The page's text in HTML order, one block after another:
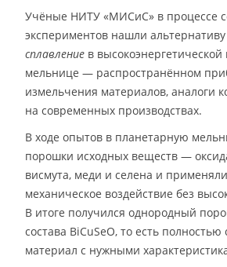
Учёные НИТУ «МИСиС» в процессе
экспериментов нашли
сплавление в
мельнице — распространённом
измельчения материалов, аналоги
на современных производствах.
В ходе опытов в планетарную
порошки исходных веществ —
висмута, меди и селена и
механическое воздействие без
В итоге получился однородный
состава BiCuSeO, то есть
материал с нужными